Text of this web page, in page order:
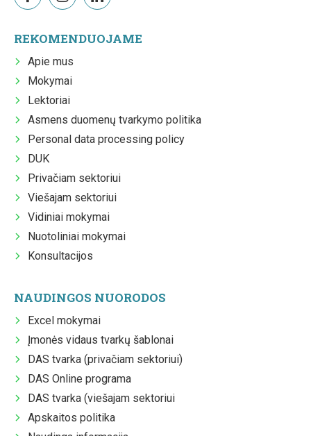
REKOMENDUOJAME
Apie mus
Mokymai
Lektoriai
Asmens duomenų tvarkymo politika
Personal data processing policy
DUK
Privačiam sektoriui
Viešajam sektoriui
Vidiniai mokymai
Nuotoliniai mokymai
Konsultacijos
NAUDINGOS NUORODOS
Excel mokymai
Įmonės vidaus tvarkų šablonai
DAS tvarka (privačiam sektoriui)
DAS Online programa
DAS tvarka (viešajam sektoriui
Apskaitos politika